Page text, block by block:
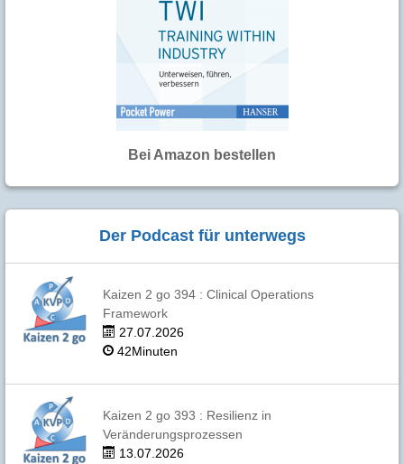
Bei Amazon bestellen
Der Podcast für unterwegs
Kaizen 2 go 394 : Clinical Operations
Framework
27.07.2026
42Minuten
Kaizen 2 go 393 : Resilienz in
Veränderungsprozessen
13.07.2026